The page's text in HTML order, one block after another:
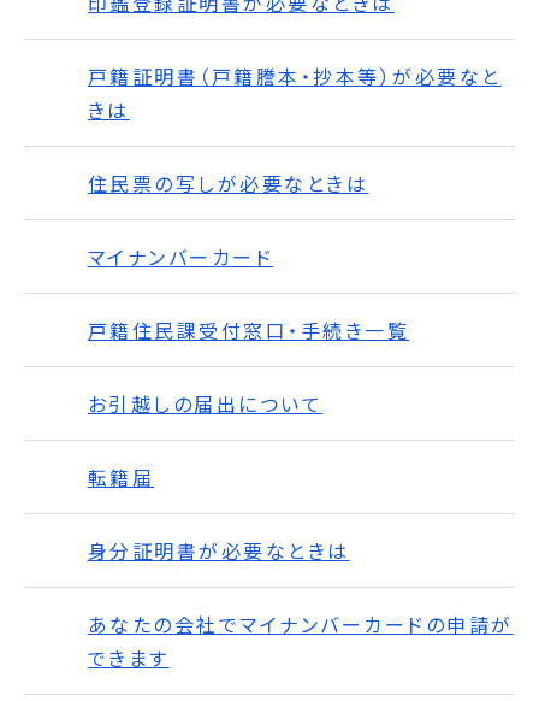
戸籍証明書（戸籍謄本・抄本等）が必要なと
きは
住民票の写しが必要なときは
マイナンバーカード
戸籍住民課受付窓口・手続き一覧
お引越しの届出について
転籍届
身分証明書が必要なときは
あなたの会社でマイナンバーカードの申請が
できます